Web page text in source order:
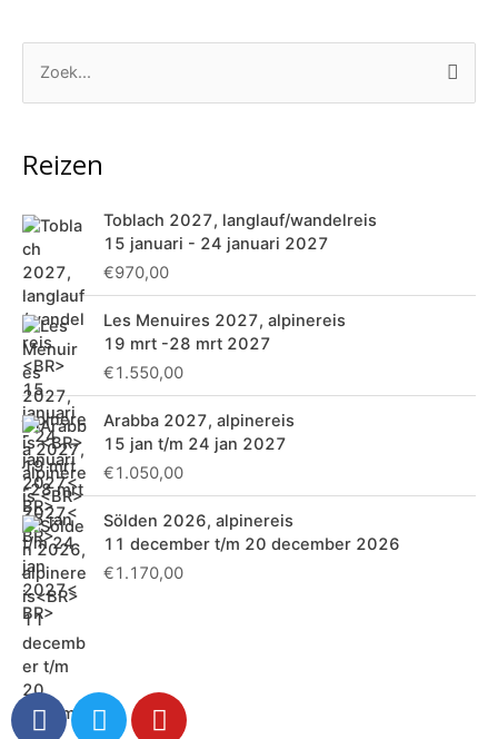
o
k
a
a
r
:
Reizen
Toblach 2027, langlauf/wandelreis
15 januari - 24 januari 2027
€970,00
Les Menuires 2027, alpinereis
19 mrt -28 mrt 2027
€1.550,00
Arabba 2027, alpinereis
15 jan t/m 24 jan 2027
€1.050,00
Sölden 2026, alpinereis
11 december t/m 20 december 2026
€1.170,00
F
T
Y